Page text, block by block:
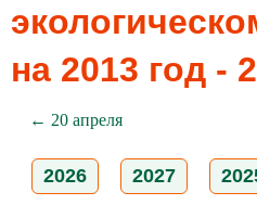
на 2013 год -
← 20 апреля
2026 2027